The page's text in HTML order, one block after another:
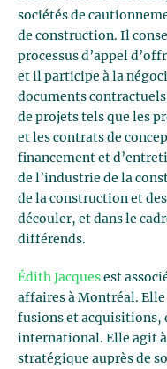
sociétés de
de construction. Il
processus d’appel
et il participe à la
documents
de projets tels que les
et les contrats de
financement et
de l’industrie de la
de la construction et
découler, et dans le
différends.
Édith Jacques est
affaires à Montréal. Elle
fusions et acquisitions,
international. Elle agit
stratégique auprès de